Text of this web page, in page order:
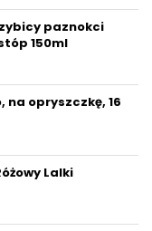
paznokci
150ml
na opryszczkę, 16
Lalki